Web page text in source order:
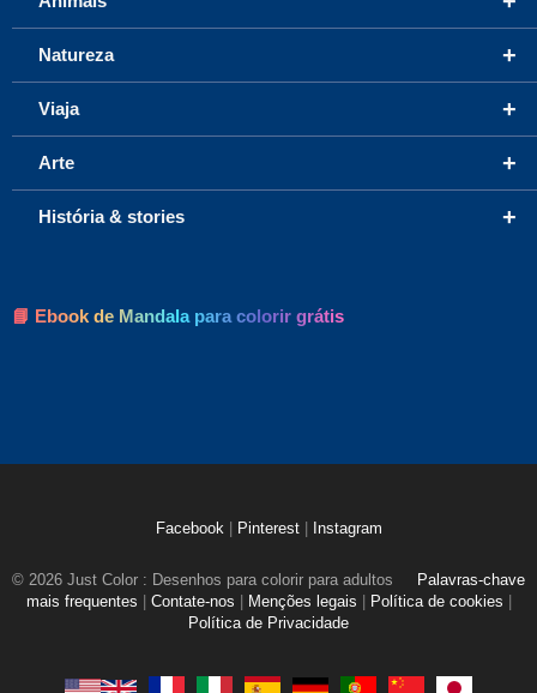
+
Natureza
+
Viaja
+
Arte
+
História & stories
📘 Ebook de Mandala para colorir grátis
Facebook Pinterest Instagram
© 2026 Just Color : Desenhos para colorir para adultos
Palavras-chave
mais frequentes
Contate-nos Menções legais Política de cookies
Política de Privacidade